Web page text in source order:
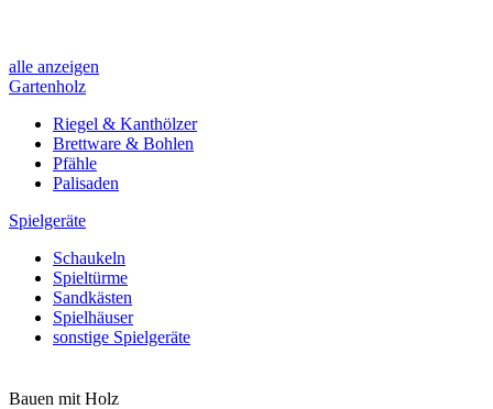
alle anzeigen
Gartenholz
Riegel & Kanthölzer
Brettware & Bohlen
Pfähle
Palisaden
Spielgeräte
Schaukeln
Spieltürme
Sandkästen
Spielhäuser
sonstige Spielgeräte
Bauen mit Holz